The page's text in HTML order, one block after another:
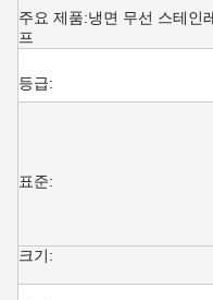
주요 제품:냉면 무선 스테인
프
등급:
표준:
크기: